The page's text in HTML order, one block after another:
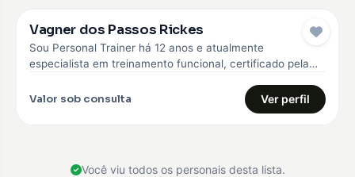
Vagner dos Passos Rickes
Sou Personal Trainer há 12 anos e atualmente
especialista em treinamento funcional, certificado pela
Valor sob consulta Ver perfil
Você viu todos os personais desta lista.